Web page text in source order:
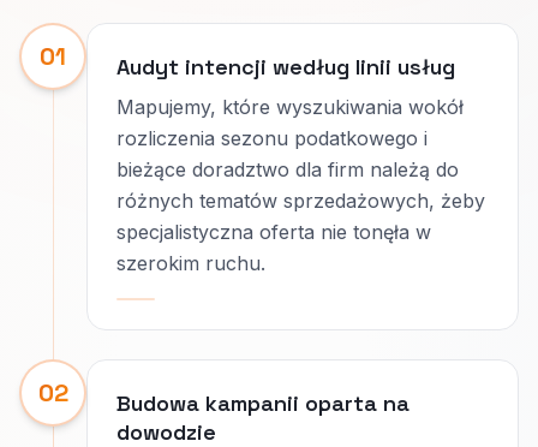
01 Audyt intencji według linii usług
Mapujemy, które wyszukiwania wokół
rozliczenia sezonu podatkowego i
bieżące doradztwo dla firm należą do
różnych tematów sprzedażowych, żeby
specjalistyczna oferta nie tonęła w
szerokim ruchu.
02
Budowa kampanii oparta na
dowodzie